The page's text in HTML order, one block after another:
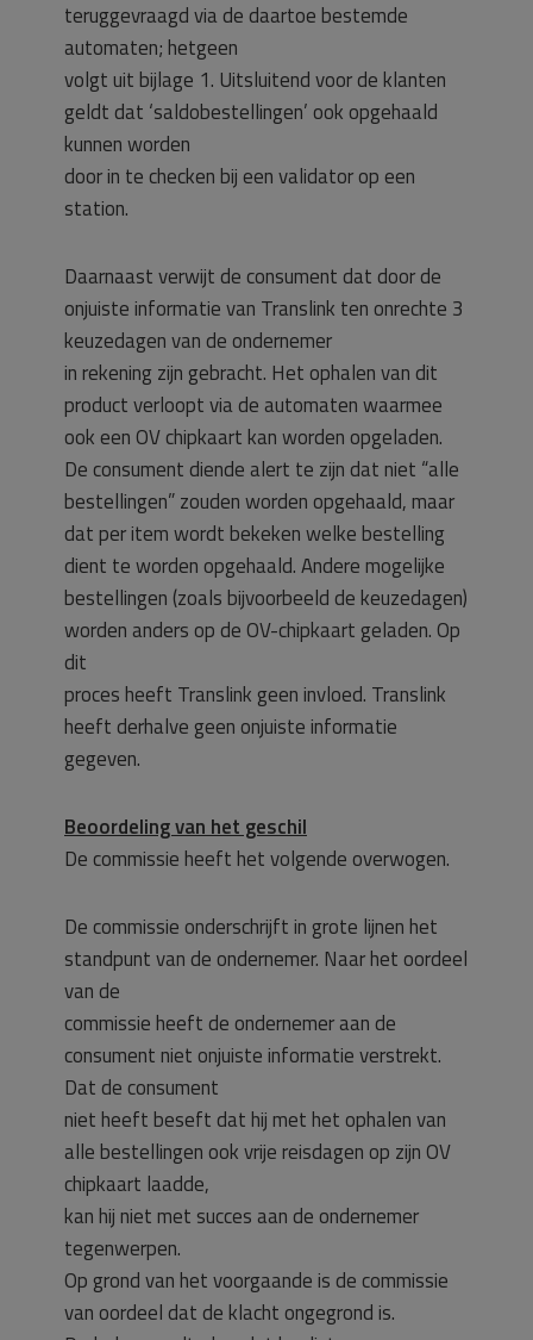
teruggevraagd via de daartoe bestemde
automaten; hetgeen
volgt uit bijlage 1. Uitsluitend voor de klanten
geldt dat ‘saldobestellingen’ ook opgehaald
kunnen worden
door in te checken bij een validator op een
station.
Daarnaast verwijt de consument dat door de
onjuiste informatie van Translink ten onrechte 3
keuzedagen van de ondernemer
in rekening zijn gebracht. Het ophalen van dit
product verloopt via de automaten waarmee
ook een OV chipkaart kan worden opgeladen.
De consument diende alert te zijn dat niet “alle
bestellingen” zouden worden opgehaald, maar
dat per item wordt bekeken welke bestelling
dient te worden opgehaald. Andere mogelijke
bestellingen (zoals bijvoorbeeld de keuzedagen)
worden anders op de OV-chipkaart geladen. Op
dit
proces heeft Translink geen invloed. Translink
heeft derhalve geen onjuiste informatie
gegeven.
Beoordeling van het geschil
De commissie heeft het volgende overwogen.
De commissie onderschrijft in grote lijnen het
standpunt van de ondernemer. Naar het oordeel
van de
commissie heeft de ondernemer aan de
consument niet onjuiste informatie verstrekt.
Dat de consument
niet heeft beseft dat hij met het ophalen van
alle bestellingen ook vrije reisdagen op zijn OV
chipkaart laadde,
kan hij niet met succes aan de ondernemer
tegenwerpen.
Op grond van het voorgaande is de commissie
van oordeel dat de klacht ongegrond is.